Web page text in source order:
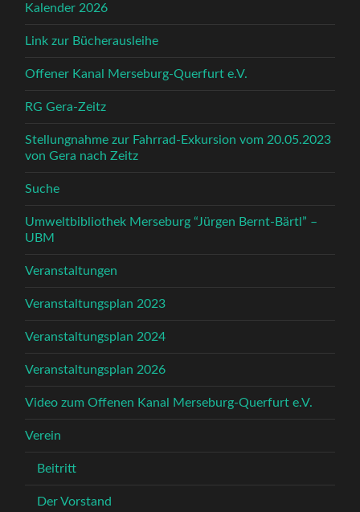
Kalender 2026
Link zur Bücherausleihe
Offener Kanal Merseburg-Querfurt e.V.
RG Gera-Zeitz
Stellungnahme zur Fahrrad-Exkursion vom 20.05.2023
von Gera nach Zeitz
Suche
Umweltbibliothek Merseburg “Jürgen Bernt-Bärtl” –
UBM
Veranstaltungen
Veranstaltungsplan 2023
Veranstaltungsplan 2024
Veranstaltungsplan 2026
Video zum Offenen Kanal Merseburg-Querfurt e.V.
Verein
Beitritt
Der Vorstand